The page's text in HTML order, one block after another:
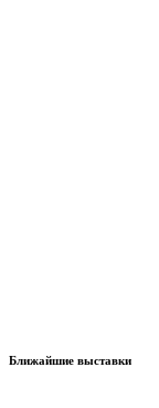
Ближайшие выставки